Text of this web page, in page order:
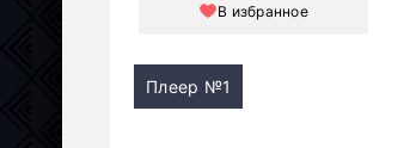
В избранное
Плеер №1